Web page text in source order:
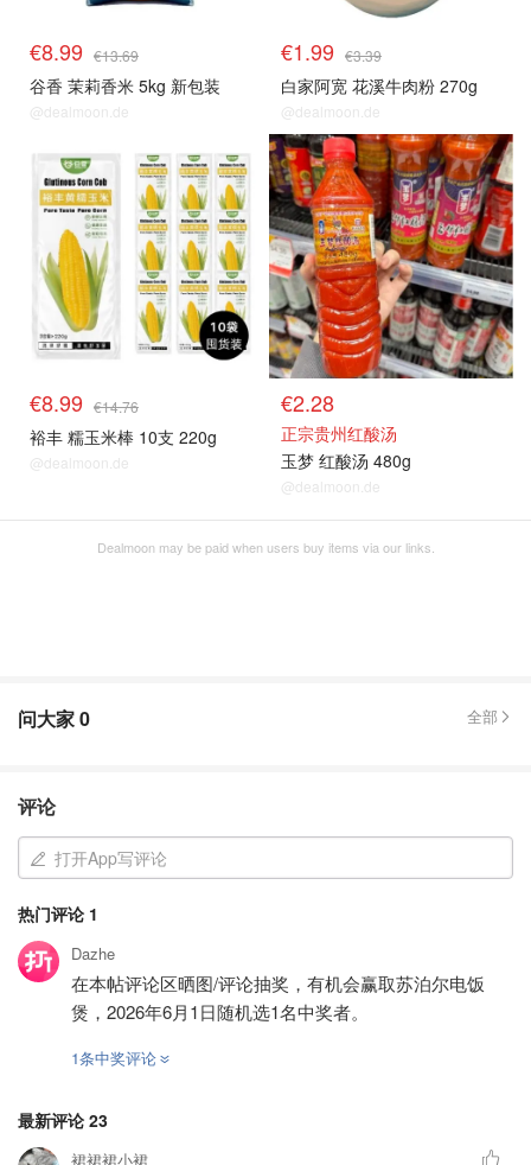
€8.99 €13.69
谷香 茉莉香米 5kg 新包装
@dealmoon.de
€1.99 €3.39
白家阿宽 花溪牛肉粉 270g
@dealmoon.de
单品小组
€8.99 €14.76
裕丰 糯玉米棒 10支 220g
@dealmoon.de
单品小组
€2.28
正宗贵州红酸汤
玉梦 红酸汤 480g
@dealmoon.de
Dealmoon may be paid when users buy items via our links.
问大家0 全部
评论
打开App写评论
热门评论 1
Dazhe
在本帖评论区晒图/评论抽奖，有机会赢取苏泊尔电饭
煲，2026年6月1日随机选1名中奖者。
1条中奖评论
最新评论 23
裙裙裙小裙